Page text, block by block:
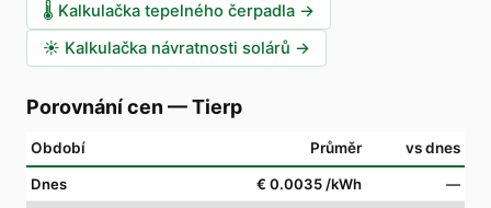
🌡️ Kalkulačka tepelného čerpadla →
☀️ Kalkulačka návratnosti solárů →
Porovnání cen —Tierp
Období Průměr vs dnes
Dnes € 0.0035 /kWh
—